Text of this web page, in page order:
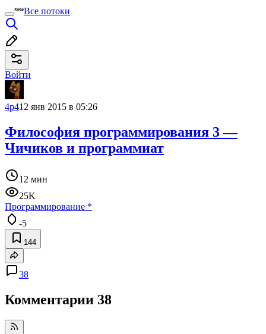
Все потоки
Войти
4p412 янв 2015 в 05:26
Философия программирования 3 —
Чичиков и программиат
12 мин
25K
Программирование *
-5
144
38
Комментарии 38